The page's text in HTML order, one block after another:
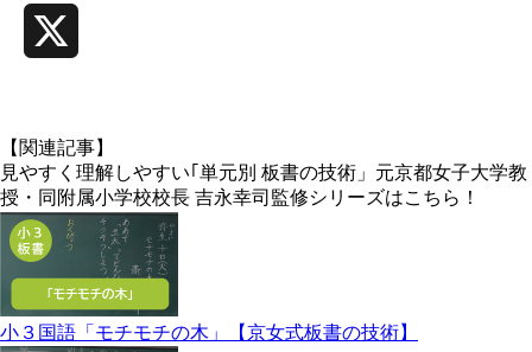
【関連記事】
見やすく理解しやすい｢単元別 板書の技術」元京都女子大学教
授・同附属小学校校長 吉永幸司監修シリーズはこちら！
小３国語「モチモチの木」【京女式板書の技術】